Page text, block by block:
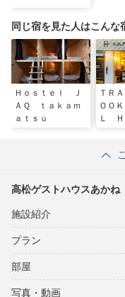
同じ宿を見た人はこんな
Ｈｏｓｔｅｌ Ｊ
ＡＱ ｔａｋａｍ
ａｔｓｕ
ＴＲ
ＯＯ
Ｌ Ｈ
Ｕ
高松ゲストハウスあかね
施設紹介
プラン
部屋
写真・動画